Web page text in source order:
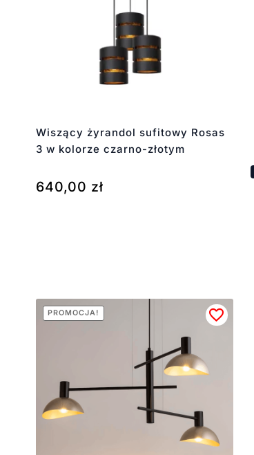
Wiszący żyrandol sufitowy Rosas
3 w kolorze czarno-złotym
640,00 zł
PROMOCJA!